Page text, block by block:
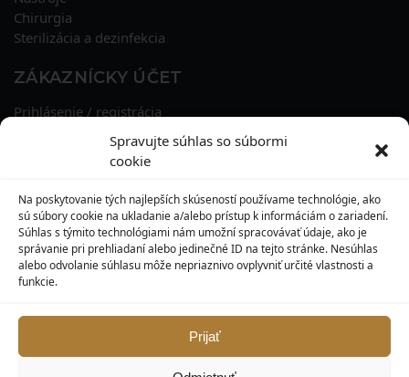
Spravujte súhlas so súbormi
cookie
Na poskytovanie tých najlepších skúseností používame technológie, ako
sú súbory cookie na ukladanie a/alebo prístup k informáciám o zariadení.
Súhlas s týmito technológiami nám umožní spracovávať údaje, ako je
správanie pri prehliadaní alebo jedinečné ID na tejto stránke. Nesúhlas
alebo odvolanie súhlasu môže nepriaznivo ovplyvniť určité vlastnosti a
funkcie.
Prijať
Chirurgia
Sterilizácia a dezinfekcia
ZÁKAZNÍCKY ÚČET
Prihlásenie / registrácia
História objednávok
Zľavové kupóny
KONTAKT
MAXILO DENTAL, s. r. o.
917 05 Trnava